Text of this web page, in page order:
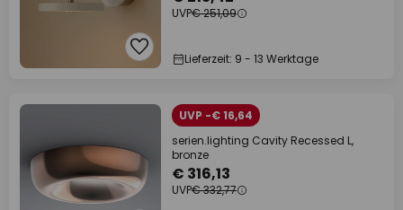
UVP€ 251,09
Lieferzeit: 9 - 13 Werktage
UVP -€ 16,64
serien.lighting Cavity Recessed L,
bronze
€ 316,13
UVP€ 332,77